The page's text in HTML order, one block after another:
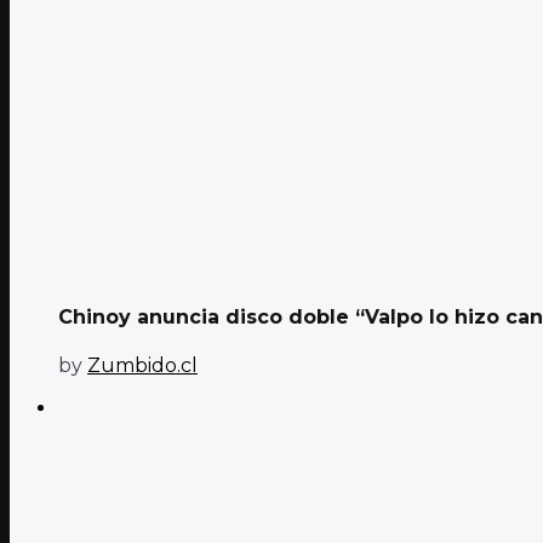
Chinoy anuncia disco doble “Valpo lo hizo
by Zumbido.cl